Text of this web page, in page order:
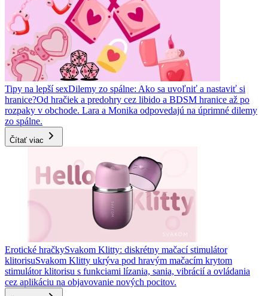
Tipy na lepší sexDilemy zo spálne: Ako sa uvoľniť a nastaviť si
hranice?Od hračiek a predohry cez libido a BDSM hranice až po
rozpaky v obchode. Lara a Monika odpovedajú na úprimné dilemy
zo spálne.
Čítať viac
Erotické hračkySvakom Klitty: diskrétny mačací stimulátor
klitorisuSvakom Klitty ukrýva pod hravým mačacím krytom
stimulátor klitorisu s funkciami lízania, sania, vibrácií a ovládania
cez aplikáciu na objavovanie nových pocitov.